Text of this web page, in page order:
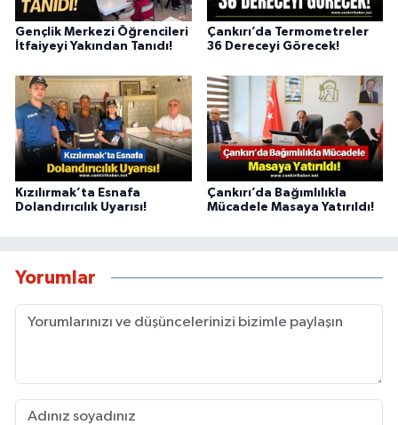
Gençlik Merkezi Öğrencileri
İtfaiyeyi Yakından Tanıdı!
Çankırı’da Termometreler
36 Dereceyi Görecek!
Kızılırmak’ta Esnafa
Dolandırıcılık Uyarısı!
Çankırı’da Bağımlılıkla
Mücadele Masaya Yatırıldı!
Yorumlar